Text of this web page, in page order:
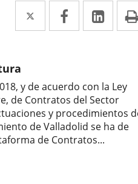
Twitter
Enlace
a
externa.
Facebook
Enlace
a
externa.
a
y de acuerdo con la Ley
de Contratos del Sector
y procedimientos
de Valladolid se ha de
de Contratos...